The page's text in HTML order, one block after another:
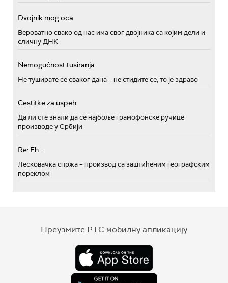
Dvojnik mog oca
Вероватно свако од нас има свог двојника са којим дели и
сличну ДНК
Nemogućnost tusiranja
Не туширате се сваког дана – не стидите се, то је здраво
Cestitke za uspeh
Да ли сте знали да се најбоље грамофонске ручице
производе у Србији
Re: Eh...
Лесковачка спржа – производ са заштићеним географским
пореклом
Преузмите РТС мобилну апликацију